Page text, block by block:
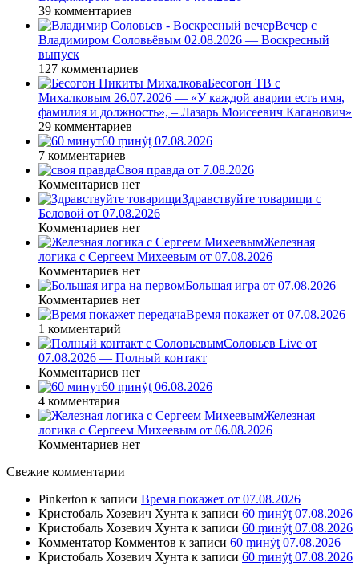
39 комментариев
Вечер с
Владимиром Соловьёвым 02.08.2026 — Воскресный
выпуск
127 комментариев
Бесогон ТВ с
Михалковым 26.07.2026 — «У каждой аварии есть имя,
фамилия и должность», – Лазарь Моисеевич Каганович»
29 комментариев
60 ṃинẏƫ 07.08.2026
7 комментариев
Своя правда от 7.08.2026
Комментариев нет
Здравствуйте товарищи с
Беловой от 07.08.2026
Комментариев нет
Железная
логика с Сергеем Михеевым от 07.08.2026
Комментариев нет
Большая игра от 07.08.2026
Комментариев нет
Время покажет от 07.08.2026
1 комментарий
Соловьев Live от
07.08.2026 — Полный контакт
Комментариев нет
60 ṃинẏƫ 06.08.2026
4 комментария
Железная
логика с Сергеем Михеевым от 06.08.2026
Комментариев нет
Свежие комментарии
Pinkerton к записи Время покажет от 07.08.2026
Кристобаль Хозевич Хунта к записи 60 ṃинẏƫ 07.08.2026
Кристобаль Хозевич Хунта к записи 60 ṃинẏƫ 07.08.2026
Комментатор Комментов к записи 60 ṃинẏƫ 07.08.2026
Кристобаль Хозевич Хунта к записи 60 ṃинẏƫ 07.08.2026